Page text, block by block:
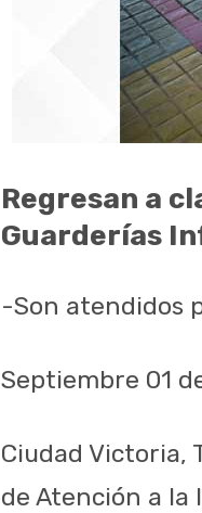
Regresan a
Guarderías
-Son atendidos
Septiembre 01
Ciudad Victoria,
de Atención a la